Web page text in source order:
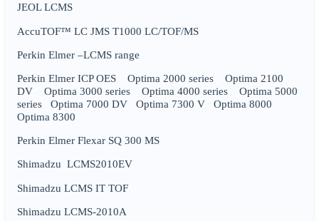
JEOL LCMS
AccuTOF™ LC JMS T1000 LC/TOF/MS
Perkin Elmer –LCMS range
Perkin Elmer ICP OES Optima 2000 series Optima 2100
DV Optima 3000 series Optima 4000 series Optima 5000
series Optima 7000 DV Optima 7300 V Optima 8000
Optima 8300
Perkin Elmer Flexar SQ 300 MS
Shimadzu LCMS2010EV
Shimadzu LCMS IT TOF
Shimadzu LCMS-2010A